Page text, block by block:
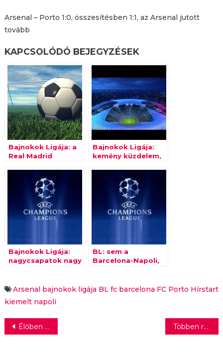
Arsenal – Porto 1:0, összesítésben 1:1, az Arsenal jutott
tovább
KAPCSOLÓDÓ BEJEGYZÉSEK
Bajnokok Ligája: a
Real Madrid
Nápolyban
Bajnokok Ligája:
kemény küzdelem,
Bajnokok Ligája:
nagycsapatok nagy
BL: sem a
Barcelona-Napoli,
meccs
Arsenal bajnokok ligája BL fc barcelona FC Porto Hírstart
kiemelt napoli
Bejegyzés
Élőben közvetíti a MATCH4 Marozsán Fábián összecsapását a spanyol Carlos Alcarazzal Többen remélnek fizetésemelést, mint ahányan várhatóan kapni fognak